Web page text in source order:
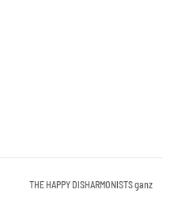
THE HAPPY DISHARMONISTS ganz